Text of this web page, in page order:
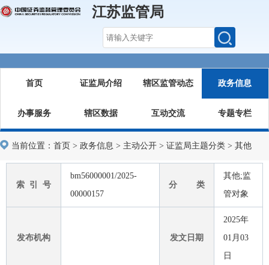
江苏监管局
首页 证监局介绍 辖区监管动态 政务信息
办事服务 辖区数据 互动交流 专题专栏
当前位置： 首页 > 政务信息 > 主动公开 > 证监局主题分类 > 其他
索 引 号
bm56000001/2025-
00000157
分 类
其他;监
管对象
发布机构 发文日期
2025年
01月03
日